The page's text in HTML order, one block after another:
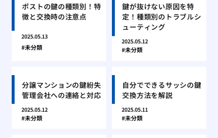
ポストの鍵の種類別！特
徴と交換時の注意点
2025.05.13
未分類
鍵が抜けない原因を特
定！種類別のトラブルシ
ューティング
2025.05.12
未分類
分譲マンションの鍵紛失
管理会社への連絡と対応
2025.05.12
未分類
自分でできるサッシの鍵
交換方法を解説
2025.05.11
未分類